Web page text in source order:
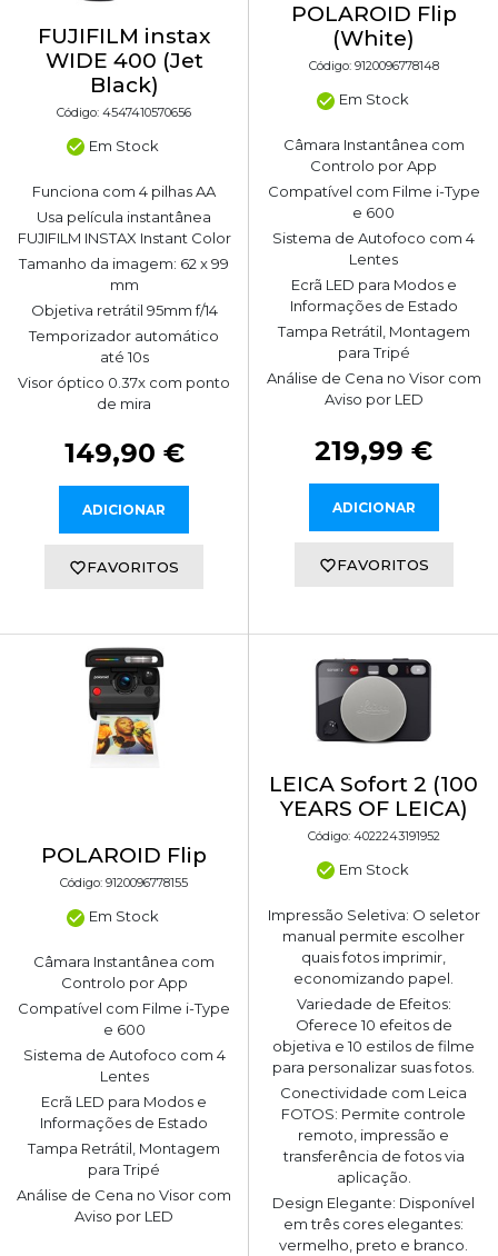
FUJIFILM instax
WIDE 400 (Jet
Black)
Código: 4547410570656
Em Stock
Funciona com 4 pilhas AA
Usa película instantânea
FUJIFILM INSTAX Instant Color
Tamanho da imagem: 62 x 99
mm
Objetiva retrátil 95mm f/14
Temporizador automático
até 10s
Visor óptico 0.37x com ponto
de mira
149,90 €
ADICIONAR
FAVORITOS
POLAROID Flip
(White)
Código: 9120096778148
Em Stock
Câmara Instantânea com
Controlo por App
Compatível com Filme i-Type
e 600
Sistema de Autofoco com 4
Lentes
Ecrã LED para Modos e
Informações de Estado
Tampa Retrátil, Montagem
para Tripé
Análise de Cena no Visor com
Aviso por LED
219,99 €
ADICIONAR
FAVORITOS
POLAROID Flip
Código: 9120096778155
Em Stock
Câmara Instantânea com
Controlo por App
Compatível com Filme i-Type
e 600
Sistema de Autofoco com 4
Lentes
Ecrã LED para Modos e
Informações de Estado
Tampa Retrátil, Montagem
para Tripé
Análise de Cena no Visor com
Aviso por LED
LEICA Sofort 2 (100
YEARS OF LEICA)
Código: 4022243191952
Em Stock
Impressão Seletiva: O seletor
manual permite escolher
quais fotos imprimir,
economizando papel.
Variedade de Efeitos:
Oferece 10 efeitos de
objetiva e 10 estilos de filme
para personalizar suas fotos.
Conectividade com Leica
FOTOS: Permite controle
remoto, impressão e
transferência de fotos via
aplicação.
Design Elegante: Disponível
em três cores elegantes:
vermelho, preto e branco.